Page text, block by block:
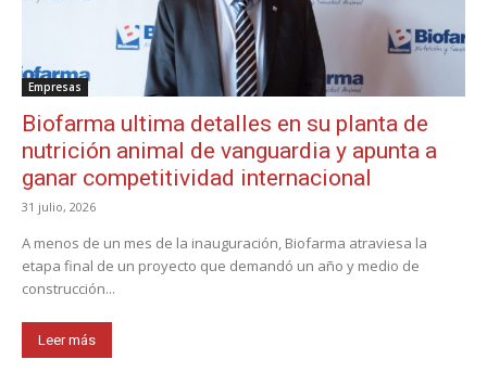
Empresas
Biofarma ultima detalles en su planta de
nutrición animal de vanguardia y apunta a
ganar competitividad internacional
31 julio, 2026
A menos de un mes de la inauguración, Biofarma atraviesa la
etapa final de un proyecto que demandó un año y medio de
construcción...
Leer más